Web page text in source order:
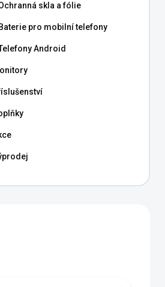
skla a fólie
Baterie pro mobilní telefony
Android